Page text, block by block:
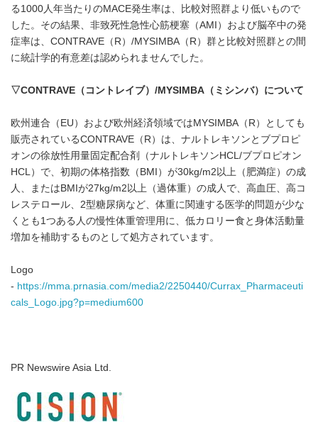
る1000人年当たりのMACE発生率は、比較対照群より低いもので
した。その結果、非致死性急性心筋梗塞（AMI）および脳卒中の発
症率は、CONTRAVE（R）/MYSIMBA（R）群と比較対照群との間
に統計学的有意差は認められませんでした。
▽CONTRAVE （コントレイブ） /MYSIMBA （ミシンバ）について
欧州連合（EU）および欧州経済領域ではMYSIMBA（R）としても
販売されているCONTRAVE（R）は、ナルトレキソンとブプロピ
オンの徐放性用量固定配合剤（ナルトレキソンHCL/ブプロピオン
HCL）で、初期の体格指数（BMI）が30kg/m2以上（肥満症）の成
人、またはBMIが27kg/m2以上（過体重）の成人で、高血圧、高コ
レステロール、2型糖尿病など、体重に関連する医学的問題が少な
くとも1つある人の慢性体重管理用に、低カロリー食と身体活動量
増加を補助するものとして処方されています。
Logo
- https://mma.prnasia.com/media2/2250440/Currax_Pharmaceuti
cals_Logo.jpg?p=medium600
PR Newswire Asia Ltd.